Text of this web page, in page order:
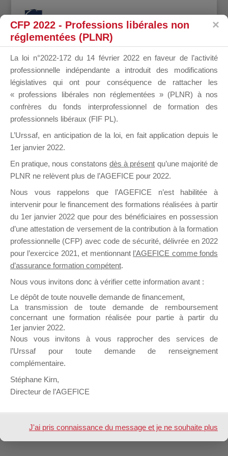
Mot-clé du sujet : éligibilité
financement
Accueil OF › Forums › Mot-clé du sujet : éligibilité financement
1 sujet (sur un total de 1)
ParticipantsMessagesDernière
publication
1er financement
de formation
Démarré par :
LEHMAN ELODIE
dans :Informations Générales – Forum dédié aux Organismes de
1 1
il y a 2
années et
8 mois
1 sujet (sur un total de 1)
Design de
WordPress
CFP 2022 - Professions libérales non
réglementées (PLNR)
La loi n°2022-172 du 14 février 2022 en faveur de l’activité
professionnelle indépendante a introduit des modifications
législatives qui ont pour conséquence de rattacher les
« professions libérales non réglementées » (PLNR) à nos
confrères du fonds interprofessionnel de formation des
professionnels libéraux (FIF PL).
L’Urssaf, en anticipation de la loi, en fait application depuis le
1er janvier 2022.
En pratique, nous constatons dès à présent qu’une majorité de
PLNR ne relèvent plus de l’AGEFICE pour 2022.
Nous vous rappelons que l’AGEFICE n’est habilitée à
intervenir pour le financement des formations réalisées à partir
du 1er janvier 2022 que pour des bénéficiaires en possession
d’une attestation de versement de la contribution à la formation
professionnelle (CFP) avec code de sécurité, délivrée en 2022
pour l’exercice 2021, et mentionnant l’AGEFICE comme fonds
d’assurance formation compétent.
Nous vous invitons donc à vérifier cette information avant :
Le dépôt de toute nouvelle demande de financement,
La transmission de toute demande de remboursement
concernant une formation réalisée pour partie à partir du
1er janvier 2022.
Nous vous invitons à vous rapprocher des services de
l’Urssaf pour toute demande de renseignement
complémentaire.
Stéphane Kirn,
Directeur de l’AGEFICE
J'ai pris connaissance du message et je ne souhaite plus